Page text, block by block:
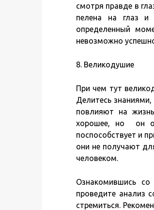
смотря правде в
пелена на глаз
определенный
невозможно
8. Великодушие
При чем тут
Делитесь
повлияют на
хорошее, но он
поспособствует и
они не получают
человеком.
Ознакомившись со
проведите анализ
стремиться.